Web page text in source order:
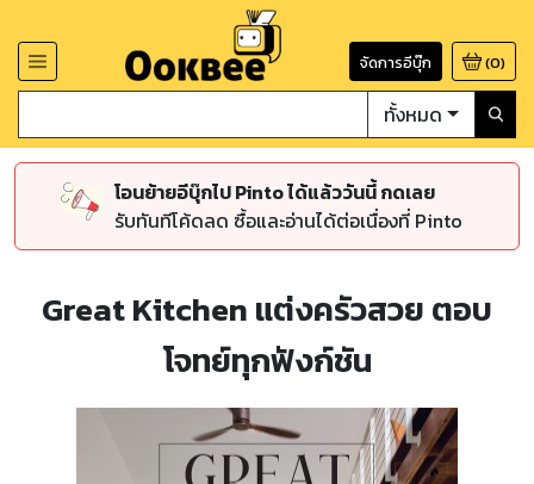
จัดการอีบุ๊ก (0)
ทั้งหมด
โอนย้ายอีบุ๊กไป Pinto ได้แล้ววันนี้ กดเลย
รับทันทีโค้ดลด ซื้อและอ่านได้ต่อเนื่องที่ Pinto
Great Kitchen แต่งครัวสวย ตอบ
โจทย์ทุกฟังก์ชัน